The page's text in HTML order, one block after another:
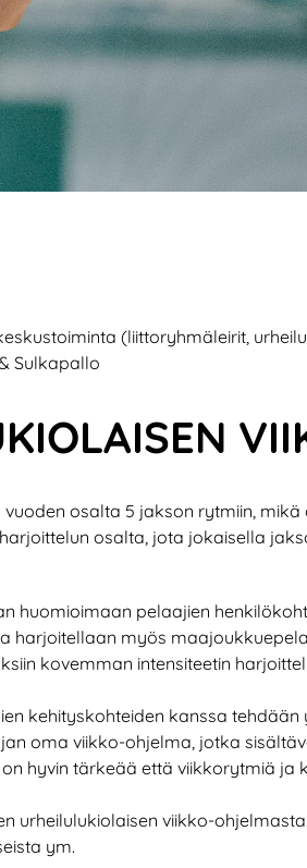
(liittoryhmäleirit,
Sulkapallo
osalta 5 jakson rytmiin,
osalta, jota jokaisella
huomioimaan pelaajien
harjoitellaan myös
kovemman intensiteetin
kehityskohteiden kanssa
oma viikko-ohjelma, jotka
hyvin tärkeää että viikkorytmiä ja
urheilulukiolaisen viikko-
ym.